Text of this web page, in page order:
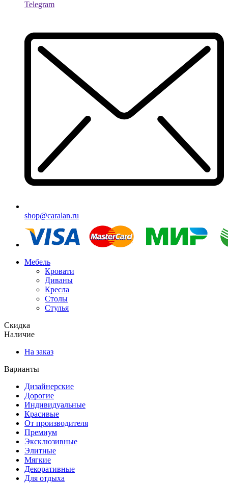
Telegram
shop@caralan.ru
Мебель
Кровати
Диваны
Кресла
Столы
Стулья
Скидка
Наличие
На заказ
Варианты
Дизайнерские
Дорогие
Индивидуальные
Красивые
От производителя
Премиум
Эксклюзивные
Элитные
Мягкие
Декоративные
Для отдыха